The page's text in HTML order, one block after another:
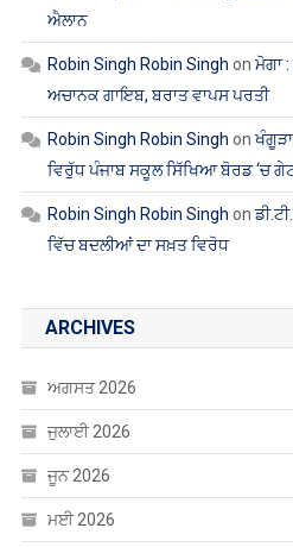
ਐਲਾਨ
Robin Singh Robin Singh on ਮੋਗਾ
ਅਚਾਨਕ ਗਾਇਬ, ਬਰਾਤ ਵਾਪਸ ਪਰਤੀ
Robin Singh Robin Singh on
ਵਿਰੁੱਧ ਪੰਜਾਬ ਸਕੂਲ ਸਿੱਖਿਆ ਬੋਰਡ ‘ਚ
Robin Singh Robin Singh on
ਵਿੱਚ ਬਦਲੀਆਂ ਦਾ ਸਖ਼ਤ ਵਿਰੋਧ
ARCHIVES
ਅਗਸਤ 2026
ਜੁਲਾਈ 2026
ਜੂਨ 2026
ਮਈ 2026